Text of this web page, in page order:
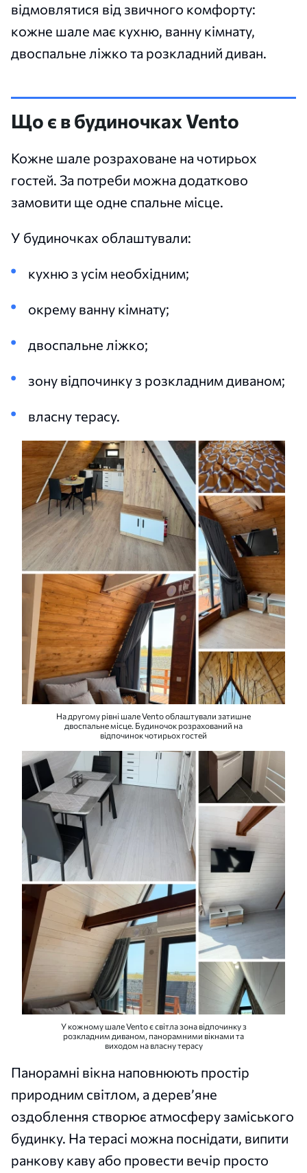
відмовлятися від звичного комфорту:
кожне шале має кухню, ванну кімнату,
двоспальне ліжко та розкладний диван.
Що є в будиночках Vento
Кожне шале розраховане на чотирьох
гостей. За потреби можна додатково
замовити ще одне спальне місце.
У будиночках облаштували:
кухню з усім необхідним;
окрему ванну кімнату;
двоспальне ліжко;
зону відпочинку з розкладним диваном;
власну терасу.
На другому рівні шале Vento облаштували затишне
двоспальне місце. Будиночок розрахований на
відпочинок чотирьох гостей
У кожному шале Vento є світла зона відпочинку з
розкладним диваном, панорамними вікнами та
виходом на власну терасу
Панорамні вікна наповнюють простір
природним світлом, а дерев’яне
оздоблення створює атмосферу заміського
будинку. На терасі можна поснідати, випити
ранкову каву або провести вечір просто